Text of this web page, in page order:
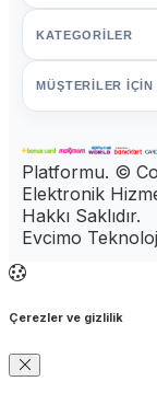
KATEGORİLER
MÜŞTERİLER İÇİN
Platformu. ©
Elektronik
Hakkı Saklıdır.
Evcimo
Çerezler ve gizlilik